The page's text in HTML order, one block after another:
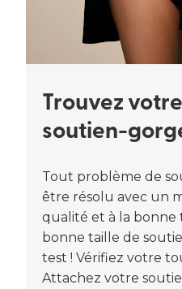
Trouvez
soutien-
Tout problème de
être résolu avec un
qualité et à la bonne
bonne taille de
test ! Vérifiez votre
Attachez votre